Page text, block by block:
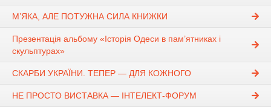
М’ЯКА, АЛЕ ПОТУЖНА СИЛА КНИЖКИ
Презентація альбому «Історія Одеси в пам’ятниках і
скульптурах»
СКАРБИ УКРАЇНИ. ТЕПЕР — ДЛЯ КОЖНОГО
НЕ ПРОСТО ВИСТАВКА — ІНТЕЛЕКТ-ФОРУМ